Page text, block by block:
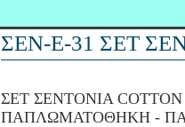
ΣΕΝ-Ε-31 ΣΕΤ
ΣΕΤ ΣΕΝΤΟΝΙΑ COTTON
ΠΑΠΛΩΜΑΤΟΘΗΚΗ -